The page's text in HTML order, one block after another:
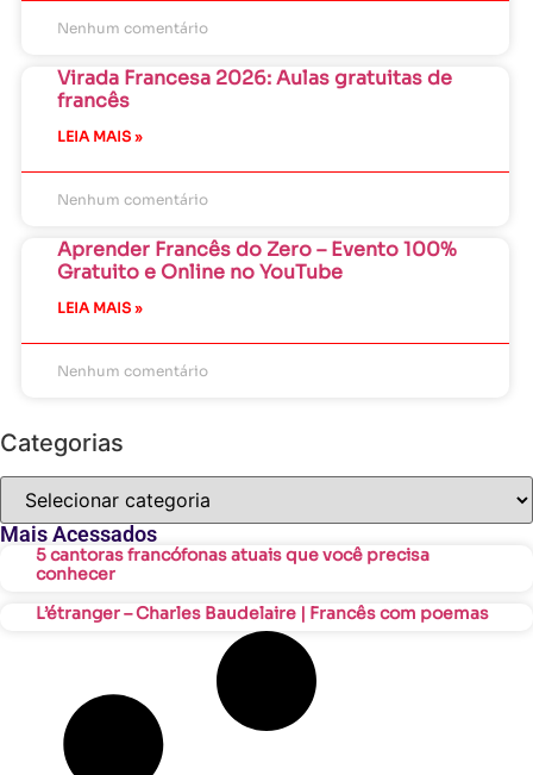
Nenhum comentário
Virada Francesa 2026: Aulas gratuitas de
francês
LEIA MAIS »
Nenhum comentário
Aprender Francês do Zero – Evento 100%
Gratuito e Online no YouTube
LEIA MAIS »
Nenhum comentário
Categorias
Mais Acessados
5 cantoras francófonas atuais que você precisa
conhecer
L’étranger – Charles Baudelaire | Francês com poemas